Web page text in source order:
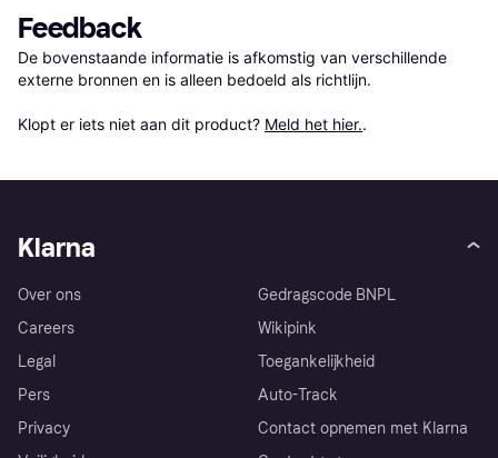
Feedback
De bovenstaande informatie is afkomstig van verschillende
externe bronnen en is alleen bedoeld als richtlijn.
Klopt er iets niet aan dit product? Meld het hier..
Klarna
Over ons
Careers
Legal
Pers
Privacy
Gedragscode BNPL
Wikipink
Toegankelijkheid
Auto-Track
Contact opnemen met Klarna